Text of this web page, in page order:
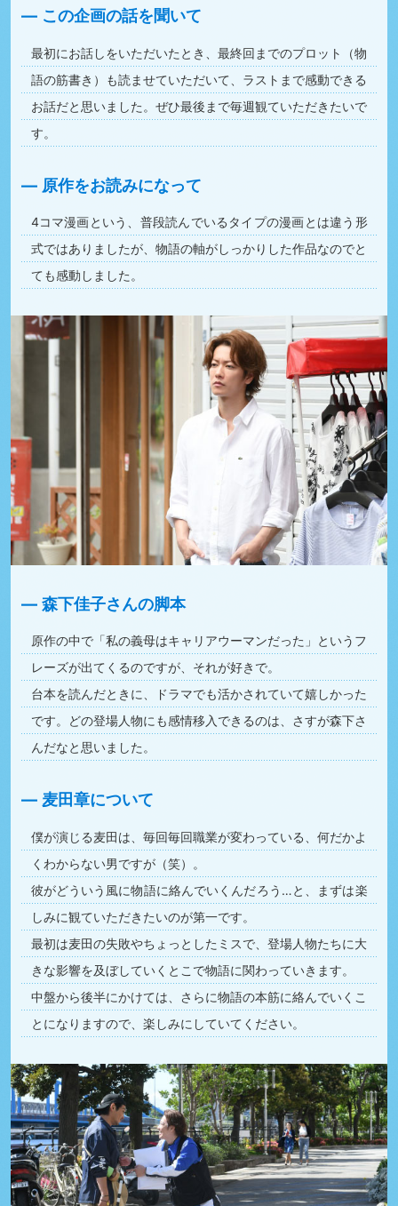
この企画の話を聞いて
最初にお話しをいただいたとき、最終回までのプロット（物
語の筋書き）も読ませていただいて、ラストまで感動できる
お話だと思いました。ぜひ最後まで毎週観ていただきたいで
す。
原作をお読みになって
4コマ漫画という、普段読んでいるタイプの漫画とは違う形
式ではありましたが、物語の軸がしっかりした作品なのでと
ても感動しました。
森下佳子さんの脚本
原作の中で「私の義母はキャリアウーマンだった」というフ
レーズが出てくるのですが、それが好きで。
台本を読んだときに、ドラマでも活かされていて嬉しかった
です。どの登場人物にも感情移入できるのは、さすが森下さ
んだなと思いました。
麦田章について
僕が演じる麦田は、毎回毎回職業が変わっている、何だかよ
くわからない男ですが（笑）。
彼がどういう風に物語に絡んでいくんだろう…と、まずは楽
しみに観ていただきたいのが第一です。
最初は麦田の失敗やちょっとしたミスで、登場人物たちに大
きな影響を及ぼしていくとこで物語に関わっていきます。
中盤から後半にかけては、さらに物語の本筋に絡んでいくこ
とになりますので、楽しみにしていてください。